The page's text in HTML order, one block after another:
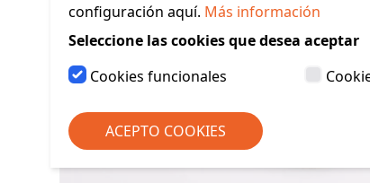
configuración aquí. Más información
Seleccione las cookies que desea aceptar
Cookies funcionales
ACEPTO COOKIES